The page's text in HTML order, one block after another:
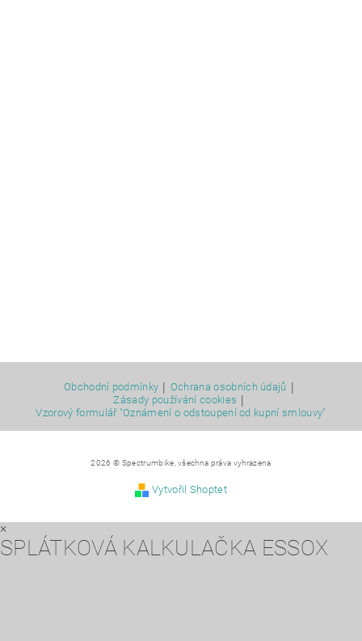
Obchodní podmínky | Ochrana osobních údajů |
Zásady používání cookies |
Vzorový formulář "Oznámení o odstoupení od kupní smlouvy"
2026 © Spectrumbike, všechna práva vyhrazena
Vytvořil Shoptet
×
SPLÁTKOVÁ KALKULAČKA ESSOX